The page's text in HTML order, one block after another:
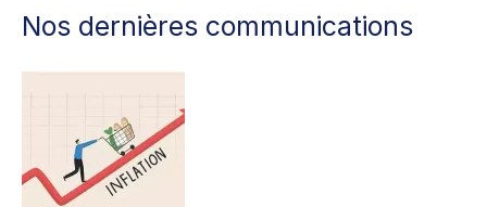
Nos dernières communications